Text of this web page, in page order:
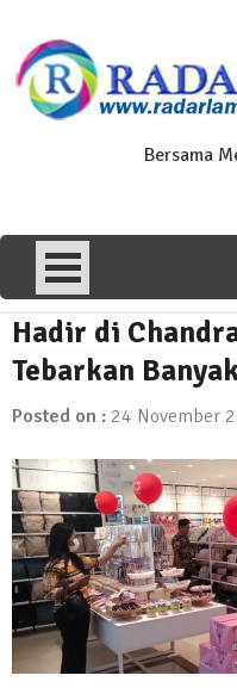
content
Bersama
News Flash
Polres
News Flash
Balai
Kadus
4
News Flash
iklan ucapan HUT RI
20 Agustus 2025 |
Hadir di
Tebarkan
Posted on : 24 November